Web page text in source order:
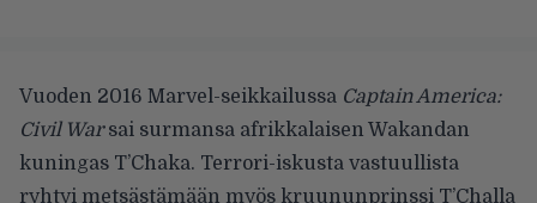
Vuoden 2016 Marvel-seikkailussa Captain America:
Civil Warsai surmansa afrikkalaisen Wakandan
kuningas T’Chaka. Terrori-iskusta vastuullista
ryhtyi metsästämään myös kruununprinssi T’Challa